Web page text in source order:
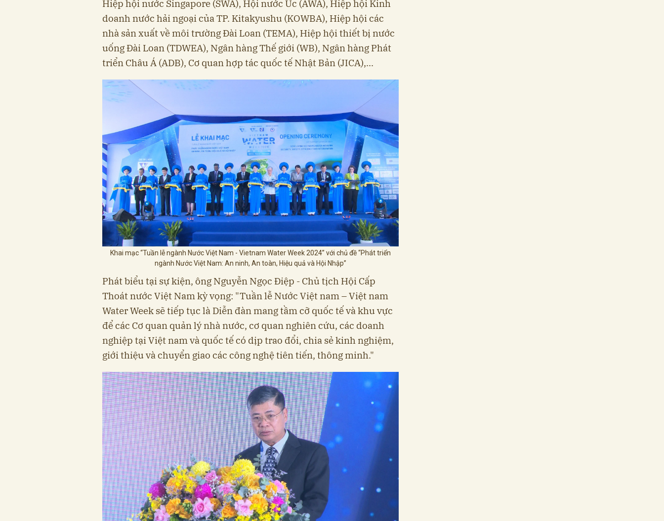
Hiệp hội nước Singapore (SWA), Hội nước Úc (AWA), Hiệp hội Kinh
doanh nước hải ngoại của TP. Kitakyushu (KOWBA), Hiệp hội các
nhà sản xuất về môi trường Đài Loan (TEMA), Hiệp hội thiết bị nước
uống Đài Loan (TDWEA), Ngân hàng Thế giới (WB), Ngân hàng Phát
triển Châu Á (ADB), Cơ quan hợp tác quốc tế Nhật Bản (JICA),...
Khai mạc “Tuần lễ ngành Nước Việt Nam - Vietnam Water Week 2024” với chủ đề “Phát triển
ngành Nước Việt Nam: An ninh, An toàn, Hiệu quả và Hội Nhập”
Phát biểu tại sự kiện, ông Nguyễn Ngọc Điệp - Chủ tịch Hội Cấp
Thoát nước Việt Nam kỳ vọng: "Tuần lễ Nước Việt nam – Việt nam
Water Week sẽ tiếp tục là Diễn đàn mang tầm cỡ quốc tế và khu vực
để các Cơ quan quản lý nhà nước, cơ quan nghiên cứu, các doanh
nghiệp tại Việt nam và quốc tế có dịp trao đổi, chia sẻ kinh nghiệm,
giới thiệu và chuyển giao các công nghệ tiên tiến, thông minh."